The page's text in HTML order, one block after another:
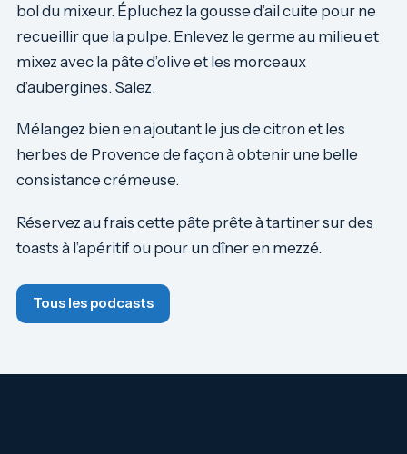
bol du mixeur. Épluchez la gousse d’ail cuite pour ne
recueillir que la pulpe. Enlevez le germe au milieu et
mixez avec la pâte d’olive et les morceaux
d’aubergines. Salez.
Mélangez bien en ajoutant le jus de citron et les
herbes de Provence de façon à obtenir une belle
consistance crémeuse.
Réservez au frais cette pâte prête à tartiner sur des
toasts à l’apéritif ou pour un dîner en mezzé.
Tous les podcasts